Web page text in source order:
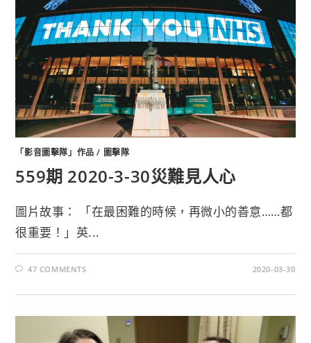
「影音圖擊隊」作品 / 圖擊隊
559期 2020-3-30災難見人心
圖片故事： 「在最困難的時候，再微小的善意……都
很重要！」英...
47 COMMENTS 2020-03-30